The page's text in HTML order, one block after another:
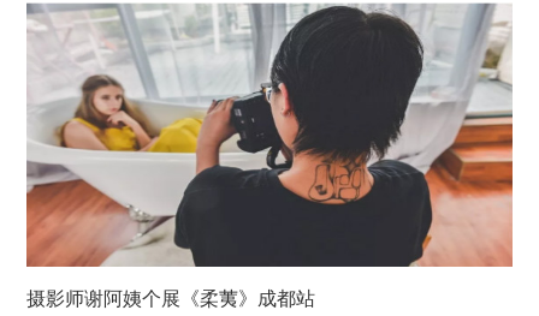
摄影师谢阿姨个展《柔荑》成都站